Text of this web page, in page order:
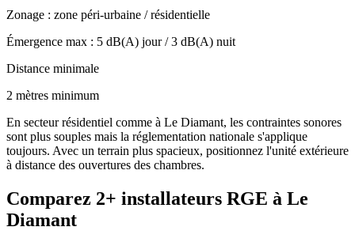
Zonage : zone péri-urbaine / résidentielle
Émergence max : 5 dB(A) jour /3 dB(A) nuit
Distance minimale
2 mètres minimum
En secteur résidentiel comme à Le Diamant, les contraintes sonores
sont plus souples mais la réglementation nationale s'applique
toujours. Avec un terrain plus spacieux, positionnez l'unité extérieure
à distance des ouvertures des chambres.
Comparez 2+ installateurs RGE à Le
Diamant